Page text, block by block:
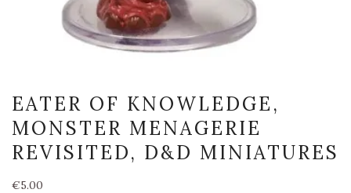
EATER OF KNOWLEDGE,
MONSTER MENAGERIE
REVISITED, D&D MINIATURES
€5.00